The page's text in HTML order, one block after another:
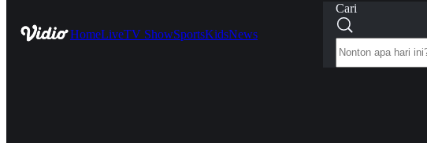
HomeLiveTV ShowSportsKidsNews
Cari